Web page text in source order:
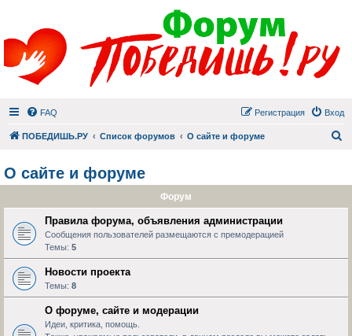
FAQ Вход
Регистрация
ПОБЕДИШЬ.РУ Список форумов О сайте и форуме
О сайте и форуме
Форум
Правила форума, объявления администрации
Сообщения пользователей размещаются с премодерацией
Темы: 5
Новости проекта
Темы: 8
О форуме, сайте и модерации
Идеи, критика, помощь.